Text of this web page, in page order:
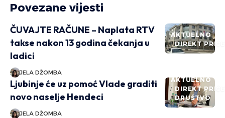
Povezane vijesti
AKTUELNO
DIREKT PRIČE
ČUVAJTE RAČUNE – Naplata RTV
takse nakon 13 godina čekanja u
ladici
JELA DŽOMBA
AKTUELNO
DIREKT PRIČE
DRUŠTVO
Ljubinje će uz pomoć Vlade graditi
novo naselje Hendeci
JELA DŽOMBA